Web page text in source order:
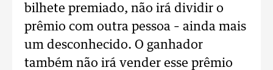
bilhete premiado, não irá dividir o
prêmio com outra pessoa – ainda mais
um desconhecido. O ganhador
também não irá vender esse prêmio